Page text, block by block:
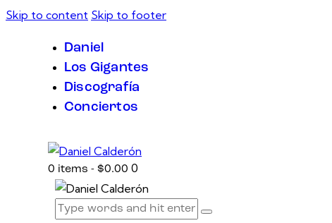
Skip to content Skip to footer
Daniel
Los Gigantes
Discografía
Conciertos
0 items - $0.00 0